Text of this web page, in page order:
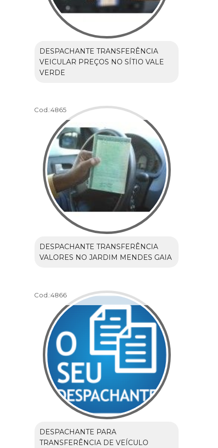
DESPACHANTE TRANSFERÊNCIA
VEICULAR PREÇOS NO SÍTIO VALE
VERDE
Cod.:4865
DESPACHANTE TRANSFERÊNCIA
VALORES NO JARDIM MENDES GAIA
Cod.:4866
DESPACHANTE PARA
TRANSFERÊNCIA DE VEÍCULO